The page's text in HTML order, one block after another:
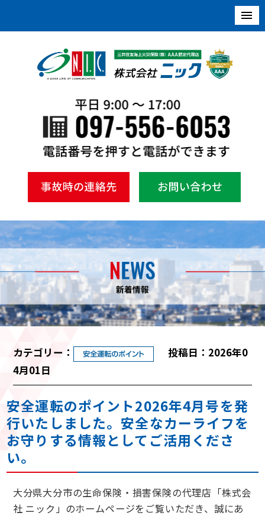
カテゴリー：
投稿日：2026年0
4月01日
安全運転のポイント2026年4月号を発
行いたしました。安全なカーライフを
お守りする情報としてご活用くださ
い。
大分県大分市の生命保険・損害保険の代理店「株式会
社 ニック」のホームページをご覧いただき、誠にあ